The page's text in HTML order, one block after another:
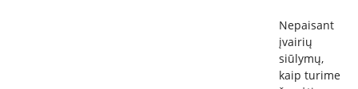
Nepaisant
įvairių
siūlymų,
kaip turime